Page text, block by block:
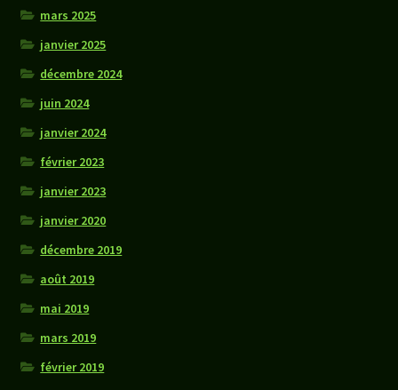
mars 2025
janvier 2025
décembre 2024
juin 2024
janvier 2024
février 2023
janvier 2023
janvier 2020
décembre 2019
août 2019
mai 2019
mars 2019
février 2019